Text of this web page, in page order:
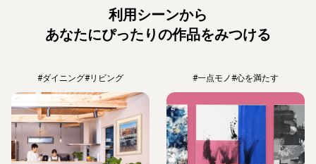
利用シーンから
あなたにぴったりの作品をみつける
#ダイニング#リビング #一点モノ#心を満たす